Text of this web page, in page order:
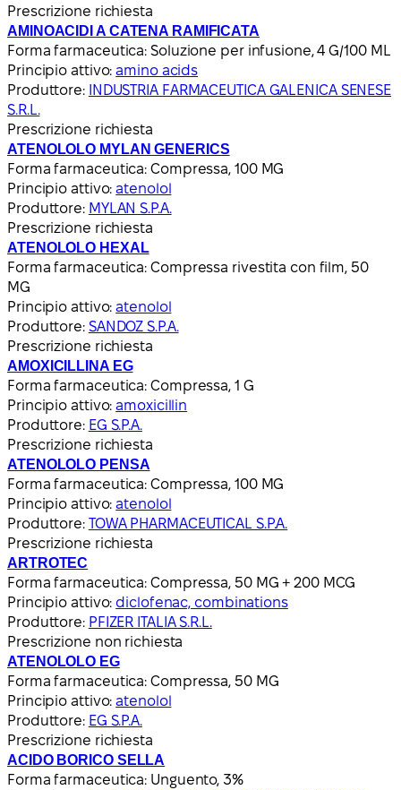
Prescrizione richiesta
AMINOACIDI A CATENA RAMIFICATA
Forma farmaceutica: Soluzione per infusione, 4 G/100 ML
Principio attivo:amino acids
Produttore: INDUSTRIA FARMACEUTICA GALENICA SENESE
S.R.L.
Prescrizione richiesta
ATENOLOLO MYLAN GENERICS
Forma farmaceutica: Compressa, 100 MG
Principio attivo:atenolol
Produttore: MYLAN S.P.A.
Prescrizione richiesta
ATENOLOLO HEXAL
Forma farmaceutica: Compressa rivestita con film, 50
MG
Principio attivo:atenolol
Produttore: SANDOZ S.P.A.
Prescrizione richiesta
AMOXICILLINA EG
Forma farmaceutica: Compressa, 1 G
Principio attivo:amoxicillin
Produttore: EG S.P.A.
Prescrizione richiesta
ATENOLOLO PENSA
Forma farmaceutica: Compressa, 100 MG
Principio attivo:atenolol
Produttore: TOWA PHARMACEUTICAL S.P.A.
Prescrizione richiesta
ARTROTEC
Forma farmaceutica: Compressa, 50 MG + 200 MCG
Principio attivo: diclofenac, combinations
Produttore: PFIZER ITALIA S.R.L.
Prescrizione non richiesta
ATENOLOLO EG
Forma farmaceutica: Compressa, 50 MG
Principio attivo:atenolol
Produttore: EG S.P.A.
Prescrizione richiesta
ACIDO BORICO SELLA
Forma farmaceutica: Unguento, 3%